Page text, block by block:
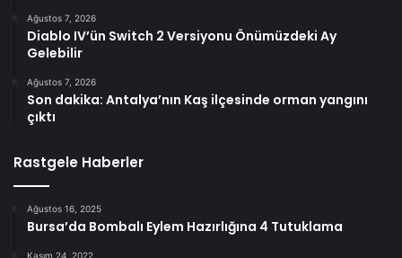
Ağustos 7, 2026
Diablo IV’ün Switch 2 Versiyonu Önümüzdeki Ay
Gelebilir
Ağustos 7, 2026
Son dakika: Antalya’nın Kaş ilçesinde orman yangını
çıktı
Rastgele Haberler
Ağustos 16, 2025
Bursa’da Bombalı Eylem Hazırlığına 4 Tutuklama
Kasım 24, 2022